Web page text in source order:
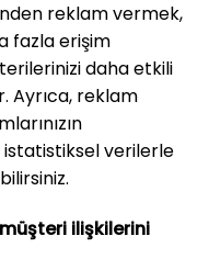
reklam vermek,
fazla erişim
daha etkili
Ayrıca, reklam
istatistiksel verilerle
ilişkilerini